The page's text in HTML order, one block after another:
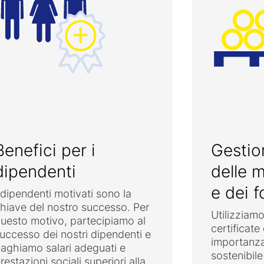
per i
motivati sono la
del nostro successo. Per
motivo, partecipiamo al
dei nostri dipendenti e
salari adeguati e
sociali superiori alla
delle
e dei
certificate